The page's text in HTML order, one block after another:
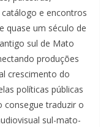
e encontros
quase um século de
sul de Mato
produções
crescimento do
políticas públicas
consegue traduzir o
sul-mato-